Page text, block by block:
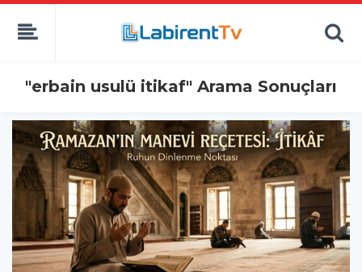
"erbain usulü itikaf" Arama Sonuçları